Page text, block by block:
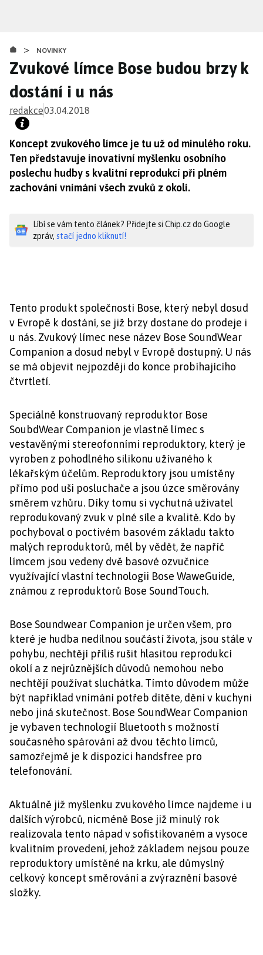
obsahu
> NOVINKY
Zvukové límce Bose budou brzy k
dostání i u nás
redakce03.04.2018
Koncept zvukového límce je tu už od minulého roku.
Ten představuje inovativní myšlenku osobního
poslechu hudby s kvalitní reprodukcí při plném
zachování vnímání všech zvuků z okolí.
Líbí se vám tento článek? Přidejte si Chip.cz do Google
zpráv, stačí jedno kliknutí!
Tento produkt společnosti Bose, který nebyl dosud
v Evropě k dostání, se již brzy dostane do prodeje i
u nás. Zvukový límec nese název Bose SoundWear
Companion a dosud nebyl v Evropě dostupný. U nás
se má objevit nejpozději do konce probíhajícího
čtvrtletí.
Speciálně konstruovaný reproduktor Bose
SoubdWear Companion je vlastně límec s
vestavěnými stereofonními reproduktory, který je
vyroben z pohodlného silikonu užívaného k
lékařským účelům. Reproduktory jsou umístěny
přímo pod uši posluchače a jsou úzce směrovány
směrem vzhůru. Díky tomu si vychutná uživatel
reprodukovaný zvuk v plné síle a kvalitě. Kdo by
pochyboval o poctivém basovém základu takto
malých reproduktorů, měl by vědět, že napříč
límcem jsou vedeny dvě basové ozvučnice
využívající vlastní technologii Bose WaweGuide,
známou z reproduktorů Bose SoundTouch.
Bose Soundwear Companion je určen všem, pro
které je hudba nedílnou součástí života, jsou stále v
pohybu, nechtějí příliš rušit hlasitou reprodukcí
okolí a z nejrůznějších důvodů nemohou nebo
nechtějí používat sluchátka. Tímto důvodem může
být například vnímání potřeb dítěte, dění v kuchyni
nebo jiná skutečnost. Bose SoundWear Companion
je vybaven technologií Bluetooth s možností
současného spárování až dvou těchto límců,
samozřejmě je k dispozici handsfree pro
telefonování.
Aktuálně již myšlenku zvukového límce najdeme i u
dalších výrobců, nicméně Bose již minulý rok
realizovala tento nápad v sofistikovaném a vysoce
kvalitním provedení, jehož základem nejsou pouze
reproduktory umístěné na krku, ale důmyslný
celkový koncept směrování a zvýraznění basové
složky.